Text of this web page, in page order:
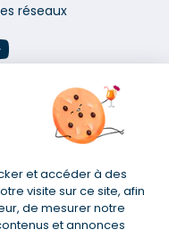
et accéder à des
visite sur ce site, afin
de mesurer notre
et annonces
réseaux
votre profil
prêt amortissable de 330
salarié non cadre assuré à
fumeur et une personne
IPP, ITT, IPP) âgée de 35
connu. Au
la banque 179,08 €/mois
au 14/07/2022 avec